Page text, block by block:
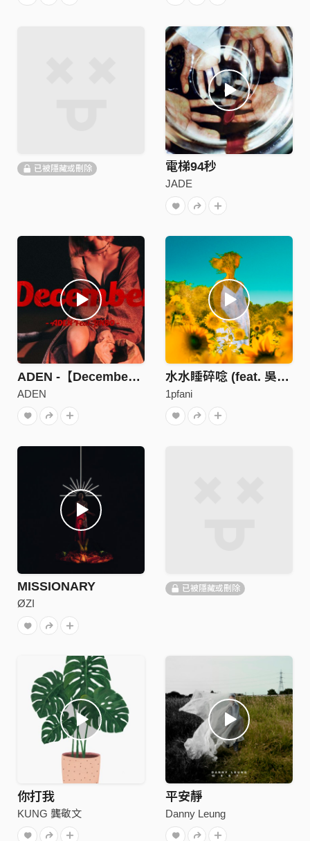
已被隱藏或刪除 電梯94秒
JADE
ADEN -【December】feat.Jinbo
ADEN
水水睡碎唸 (feat. 吳乙)
1pfani
MISSIONARY
ØZI
已被隱藏或刪除
你打我
KUNG 龔敬文
平安靜
Danny Leung